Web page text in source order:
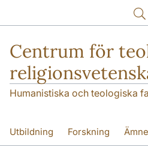
Centrum för
Humanistiska och teologiska
Utbildning Forskning